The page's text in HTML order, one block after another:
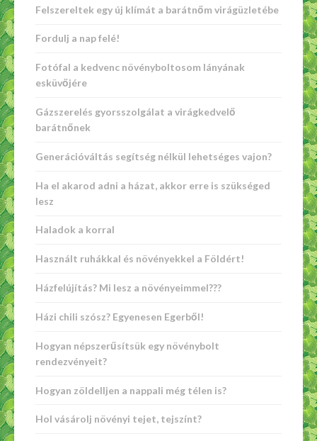
Felszereltek egy új klímát a barátnőm virágüzletébe
Fordulj a nap felé!
Fotófal a kedvenc növényboltosom lányának
esküvőjére
Gázszerelés gyorsszolgálat a virágkedvelő
barátnőnek
Generációváltás segítség nélkül lehetséges vajon?
Ha el akarod adni a házat, akkor erre is szükséged
lesz
Haladok a korral
Használt ruhákkal és növényekkel a Földért!
Házfelújítás? Mi lesz a növényeimmel???
Házi chili szósz? Egyenesen Egerből!
Hogyan népszerűsítsük egy növénybolt
rendezvényeit?
Hogyan zöldelljen a nappali még télen is?
Hol vásárolj növényi tejet, tejszínt?